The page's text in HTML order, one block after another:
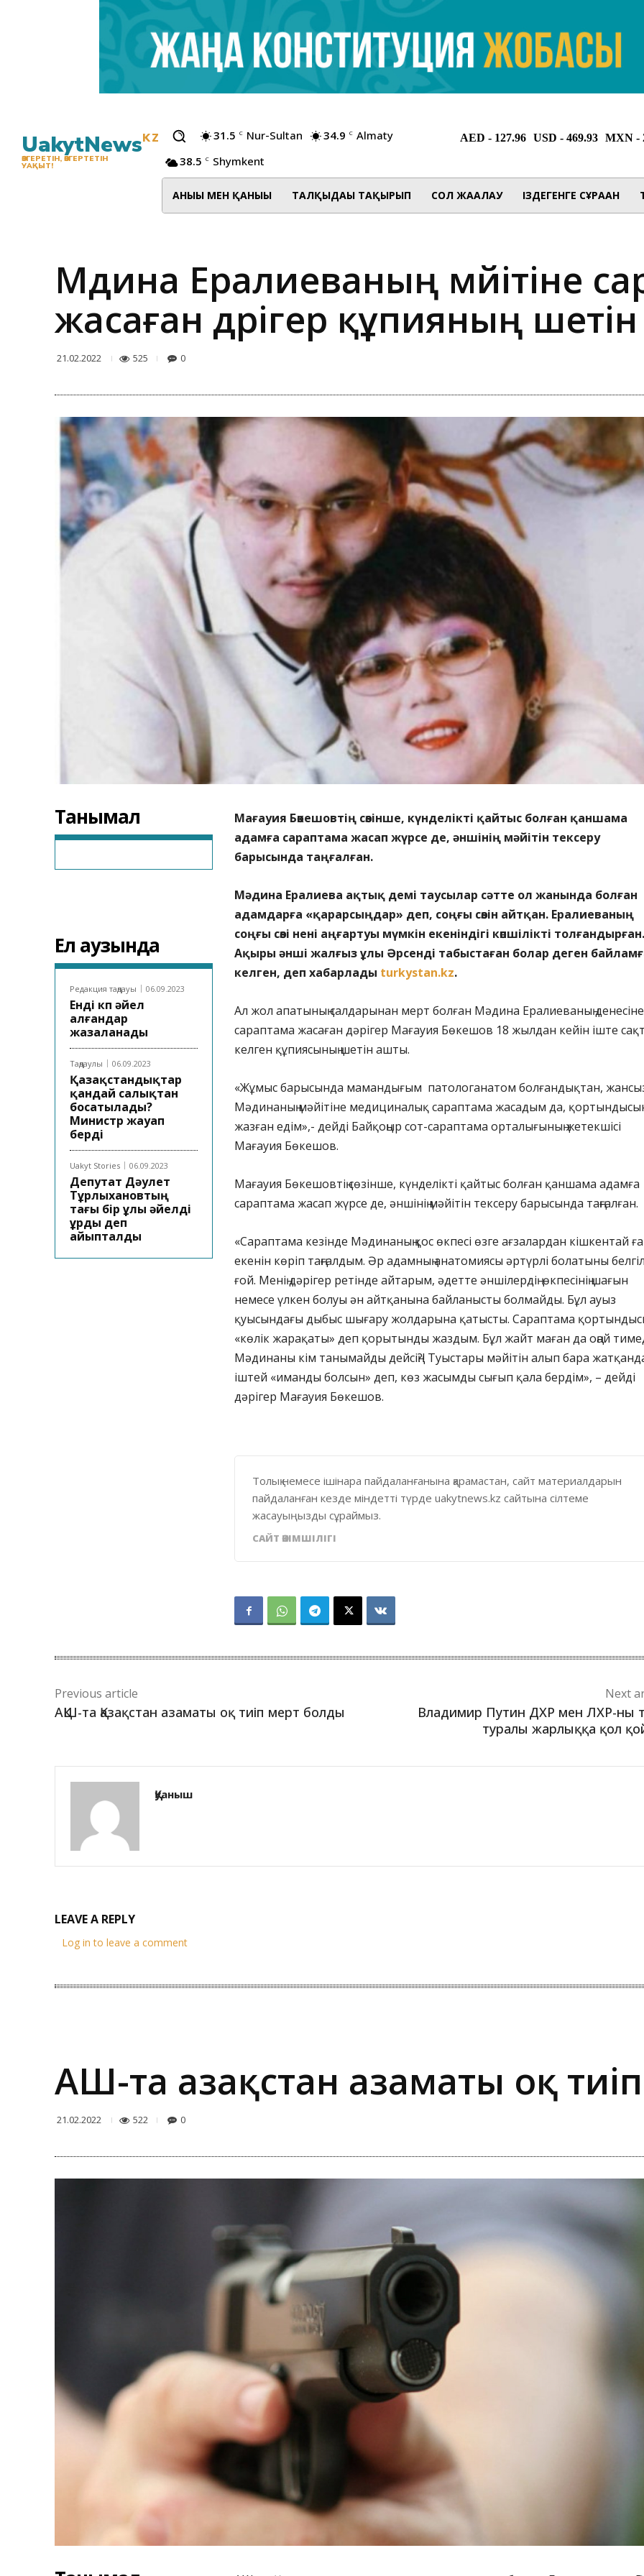
UakytNewsKZ
ӨЗГЕРЕТІН, ӨЗГЕРТЕТІН
УАҚЫТ!
31.5 C Nur-Sultan 34.9 C Almaty
38.5 C Shymkent
АНЫҒЫ МЕН ҚАНЫҒЫ ТАЛҚЫДАҒЫ ТАҚЫРЫП СОЛ ЖАҒАЛАУ ІЗДЕГЕНГЕ СҰРАҒАН
Мәдина Ералиеваның мәйітіне
жасаған дәрігер құпияның
21.02.2022 525 0
Танымал
Ел аузында
Редакция таңдауы 06.09.2023
Енді көп әйел
алғандар
жазаланады
Таңдаулы 06.09.2023
Қазақстандықтар
қандай салықтан
босатылады?
Министр жауап
берді
Uakyt Stories 06.09.2023
Депутат Дәулет
Тұрлыхановтың
тағы бір ұлы әйелді
ұрды деп
айыпталды
Мағауия Бөкешовтің сөзінше, күнделікті қайтыс болған қаншама
адамға сараптама жасап жүрсе де, әншінің мәйітін тексеру
барысында таңғалған.
Мәдина Ералиева ақтық демі таусылар сәтте ол жанында болған
адамдарға «қарарсыңдар» деп, соңғы сөзін айтқан. Ералиеваның
соңғы сөзі нені аңғартуы мүмкін екеніндігі көпшілікті толғандырған.
Ақыры әнші жалғыз ұлы Әрсенді табыстаған болар деген
келген, деп хабарлады turkystan.kz.
Ал жол апатының салдарынан мерт болған Мәдина Ералиеваның денесіне
сараптама жасаған дәрігер Мағауия Бөкешов 18 жылдан кейін іште
келген құпиясының шетін ашты.
«Жұмыс барысында мамандығым патологанатом болғандықтан,
Мәдинаның мәйітіне медициналық сараптама жасадым да,
жазған едім»,- дейді Байқоңыр сот-сараптама орталығының жетекшісі
Мағауия Бөкешов.
Мағауия Бөкешовтің сөзінше, күнделікті қайтыс болған қаншама адамға
сараптама жасап жүрсе де, әншінің мәйітін тексеру барысында таңғалған.
«Сараптама кезінде Мәдинаның қос өкпесі өзге ағзалардан кішкентай
екенін көріп таңғалдым. Әр адамның анатомиясы әртүрлі болатыны
ғой. Менің дәрігер ретінде айтарым, әдетте әншілердің өкпесінің шағын
немесе үлкен болуы ән айтқанына байланысты болмайды. Бұл ауыз
қуысындағы дыбыс шығару жолдарына қатысты. Сараптама
«көлік жарақаты» деп қорытынды жаздым. Бұл жайт маған да оңай
Мәдинаны кім танымайды дейсің?! Туыстары мәйітін алып бара
іштей «иманды болсын» деп, көз жасымды сығып қала бердім», – дейді
дәрігер Мағауия Бөкешов.
Толық немесе ішінара пайдаланғанына қарамастан, сайт материалдарын
пайдаланған кезде міндетті түрде uakytnews.kz сайтына сілтеме
жасауыңызды сұраймыз.
САЙТ ӘКІМШІЛІГІ
Previous article
АҚШ-та Қазақстан азаматы оқ тиіп мерт болды
Next
Владимир Путин ДХР мен ЛХР-ны
туралы жарлыққа қол
Қуаныш
LEAVE A REPLY
Log in to leave a comment